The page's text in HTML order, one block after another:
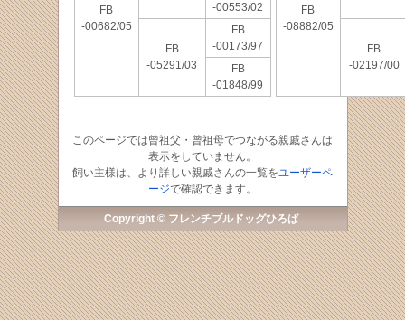
FB
-00682/05
-00553/02
FB
-05291/03
FB
-00173/97
FB
-01848/99
FB
-08882/05
FB
-02197/00
このページでは曾祖父・曾祖母でつながる親戚さんは
表示をしていません。
飼い主様は、より詳しい親戚さんの一覧をユーザーペ
ージで確認できます。
Copyright © フレンチブルドッグひろば